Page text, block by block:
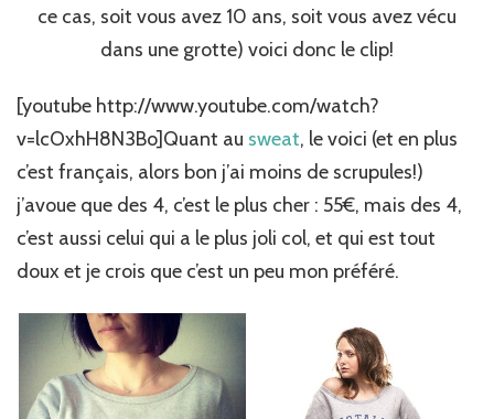
ce cas, soit vous avez 10 ans, soit vous avez vécu
dans une grotte) voici donc le clip!
[youtube http://www.youtube.com/watch?
v=lcOxhH8N3Bo]Quant au sweat, le voici (et en plus
c’est français, alors bon j’ai moins de scrupules!)
j’avoue que des 4, c’est le plus cher : 55€, mais des 4,
c’est aussi celui qui a le plus joli col, et qui est tout
doux et je crois que c’est un peu mon préféré.